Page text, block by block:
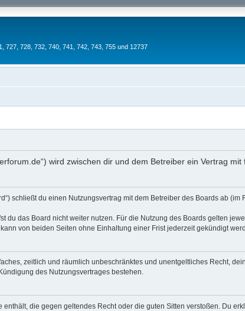
727, 728, 732, 740, 741, 742, 743, 755 und 12737
wird zwischen dir und dem Betreiber ein Vertrag
schließt du einen Nutzungsvertrag mit dem Betreiber des Boards ab (im
du das Board nicht weiter nutzen. Für die Nutzung des Boards gelten
von beiden Seiten ohne Einhaltung einer Frist jederzeit gekündigt
zeitlich und räumlich unbeschränktes und unentgeltliches Recht,
des Nutzungsvertrages bestehen.
die gegen geltendes Recht oder die guten Sitten verstoßen. Du